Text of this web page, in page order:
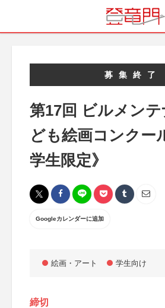
募集終了
第17回 ビルメンテ
ども絵画コンクー
学生限定》
Googleカレンダーに追加
絵画・アート 学生向け
締切